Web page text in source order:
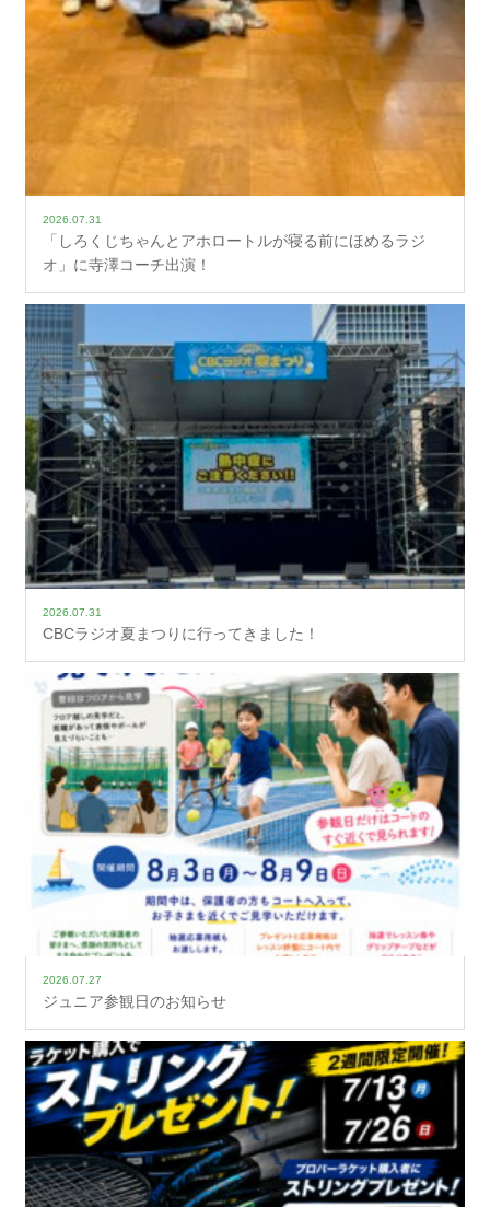
2026.07.31
「しろくじちゃんとアホロートルが寝る前にほめるラジ
オ」に寺澤コーチ出演！
2026.07.31
CBCラジオ夏まつりに行ってきました！
2026.07.27
ジュニア参観日のお知らせ